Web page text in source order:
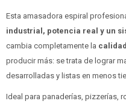
Esta amasadora espiral
industrial, potencia real y un
cambia completamente la
producir más: se trata de lograr
desarrolladas y listas en menos
Ideal para panaderías, pizzerías,